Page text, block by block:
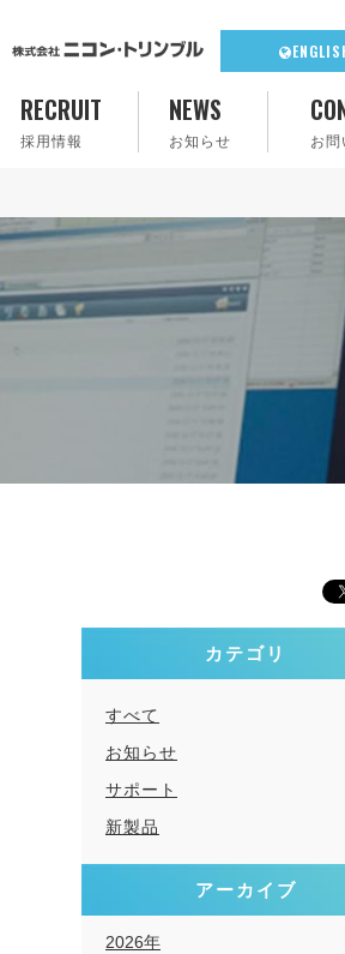
RECRUIT
採用情報
NEWS
お知らせ お
カテゴリ
すべて
お知らせ
サポート
新製品
アーカイブ
2026年